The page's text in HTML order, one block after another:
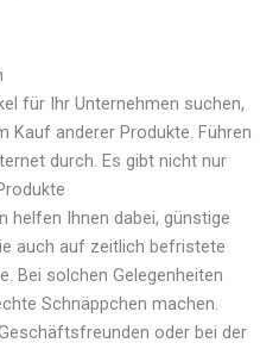
für Ihr Unternehmen suchen,
Kauf anderer Produkte. Führen
durch. Es gibt nicht nur
helfen Ihnen dabei, günstige
auch auf zeitlich befristete
Bei solchen Gelegenheiten
Schnäppchen machen.
oder bei der